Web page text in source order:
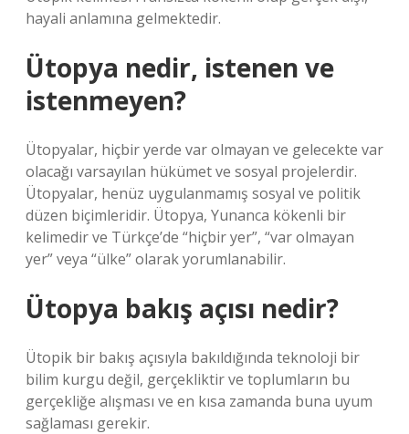
hayali anlamına gelmektedir.
Ütopya nedir, istenen ve
istenmeyen?
Ütopyalar, hiçbir yerde var olmayan ve gelecekte var
olacağı varsayılan hükümet ve sosyal projelerdir.
Ütopyalar, henüz uygulanmamış sosyal ve politik
düzen biçimleridir. Ütopya, Yunanca kökenli bir
kelimedir ve Türkçe’de “hiçbir yer”, “var olmayan
yer” veya “ülke” olarak yorumlanabilir.
Ütopya bakış açısı nedir?
Ütopik bir bakış açısıyla bakıldığında teknoloji bir
bilim kurgu değil, gerçekliktir ve toplumların bu
gerçekliğe alışması ve en kısa zamanda buna uyum
sağlaması gerekir.